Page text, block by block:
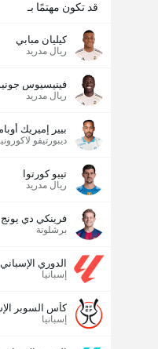
قد تكون مهتمًا بـ
كيليان مبابي
ريال مدريد
فينيسيوس
ريال مدريد
بيير إميريك
ديبورتيفو
تيبو كورتوا
ريال مدريد
فرينكي دي يونج
برشلونة
الدوري الإسباني
إسبانيا
كأس السوبر
إسبانيا
عدد الاهداف